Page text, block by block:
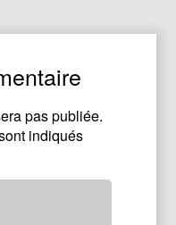
pas publiée.
indiqués